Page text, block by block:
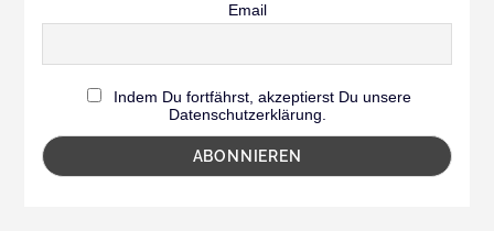
Email
Indem Du fortfährst, akzeptierst Du unsere
Datenschutzerklärung.